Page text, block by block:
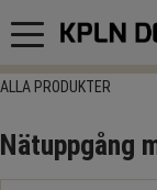
Meny
ALLA PRODUKTER
Nätuppgång